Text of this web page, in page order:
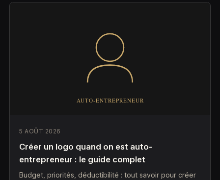
5 AOÛT 2026
Créer un logo quand on est auto-
entrepreneur : le guide complet
Budget, priorités, déductibilité : tout savoir pour créer